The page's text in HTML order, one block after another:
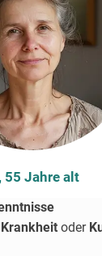
55 Jahre alt
Krankheit oder